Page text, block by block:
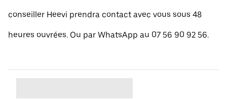
conseiller Heevi prendra contact avec vous sous 48
heures ouvrées. Ou par WhatsApp au 07 56 90 92 56.